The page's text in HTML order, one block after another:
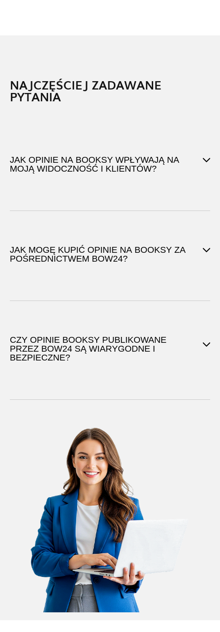
NAJCZĘŚCIEJ ZADAWANE
PYTANIA
JAK OPINIE NA BOOKSY WPŁYWAJĄ NA
MOJĄ WIDOCZNOŚĆ I KLIENTÓW?
JAK MOGĘ KUPIĆ OPINIE NA BOOKSY ZA
POŚREDNICTWEM BOW24?
CZY OPINIE BOOKSY PUBLIKOWANE
PRZEZ BOW24 SĄ WIARYGODNE I
BEZPIECZNE?